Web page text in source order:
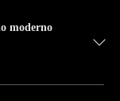
moderno